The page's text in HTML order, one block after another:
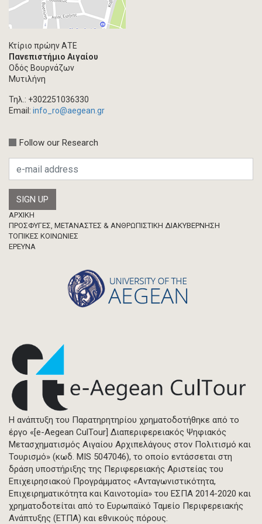
Κτίριο πρώην ΑΤΕ
Πανεπιστήμιο Αιγαίου
Οδός Βουρνάζων
Μυτιλήνη
Τηλ.: +302251036330
Email: info_ro@aegean.gr
Follow our Research
Footer
ΑΡΧΙΚΗ
ΠΡΟΣΦΥΓΕΣ, ΜΕΤΑΝΑΣΤΕΣ & ΑΝΘΡΩΠΙΣΤΙΚΗ ΔΙΑΚΥΒΕΡΝΗΣΗ
ΤΟΠΙΚΕΣ ΚΟΙΝΩΝΙΕΣ
ΈΡΕΥΝΑ
Η ανάπτυξη του Παρατηρητηρίου χρηματοδοτήθηκε από το
έργο «[e-Aegean CulTour] Διαπεριφερειακός Ψηφιακός
Μετασχηματισμός Αιγαίου Αρχιπελάγους στον Πολιτισμό και
Τουρισμό» (κωδ. MIS 5047046), το οποίο εντάσσεται στη
δράση υποστήριξης της Περιφερειακής Αριστείας του
Επιχειρησιακού Προγράμματος «Ανταγωνιστικότητα,
Επιχειρηματικότητα και Καινοτομία» του ΕΣΠΑ 2014-2020 και
χρηματοδοτείται από το Ευρωπαϊκό Ταμείο Περιφερειακής
Ανάπτυξης (ΕΤΠΑ) και εθνικούς πόρους.